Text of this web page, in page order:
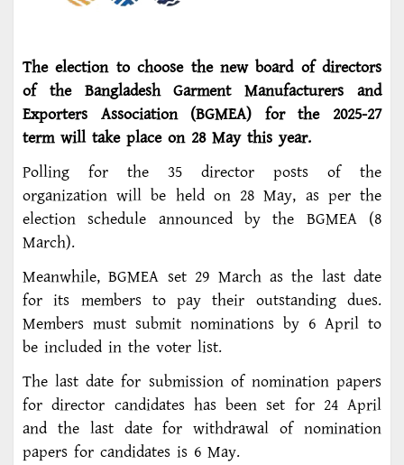
The election to choose the new board of directors
of the Bangladesh Garment Manufacturers and
Exporters Association (BGMEA) for the 2025-27
term will take place on 28 May this year.
Polling for the 35 director posts of the
organization will be held on 28 May, as per the
election schedule announced by the BGMEA (8
March).
Meanwhile, BGMEA set 29 March as the last date
for its members to pay their outstanding dues.
Members must submit nominations by 6 April to
be included in the voter list.
The last date for submission of nomination papers
for director candidates has been set for 24 April
and the last date for withdrawal of nomination
papers for candidates is 6 May.